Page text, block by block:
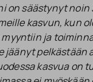
on säästynyt noin
kasvun, kun
ja
jäänyt pelkästään
kasvua on